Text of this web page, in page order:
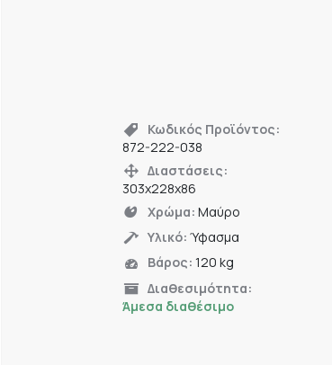
Κωδικός Προϊόντος:
872-222-038
Διαστάσεις:
303x228x86
Χρώμα:Μαύρο
Υλικό:Ύφασμα
Βάρος:120 kg
Διαθεσιμότητα:
Άμεσα διαθέσιμο